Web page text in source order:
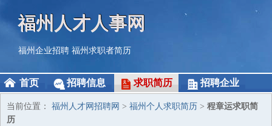
福州人才人事网
福州企业招聘 福州求职者简历
首页 招聘信息 求职简历 招聘企业
当前位置： 福州人才网招聘网 > 福州个人求职简历 > 程章运求职简
历